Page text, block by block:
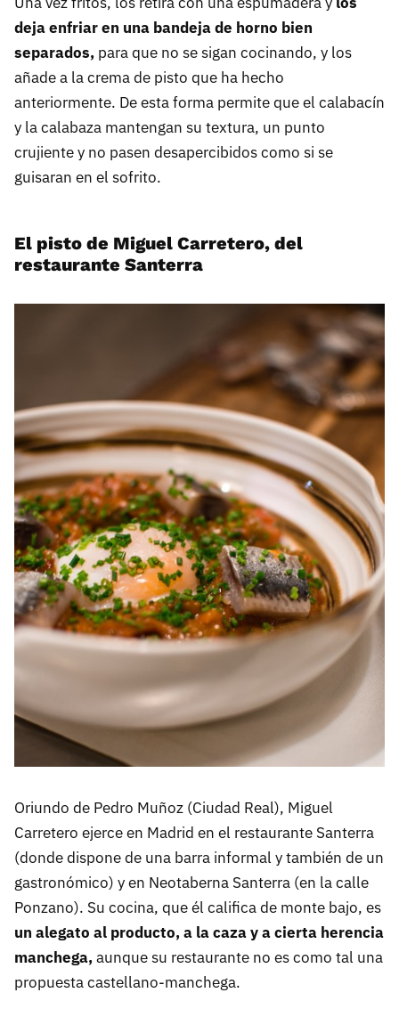
deja enfriar en una bandeja de horno bien
separados, para que no se sigan cocinando, y los
añade a la crema de pisto que ha hecho
anteriormente. De esta forma permite que el calabacín
y la calabaza mantengan su textura, un punto
crujiente y no pasen desapercibidos como si se
guisaran en el sofrito.
El pisto de Miguel Carretero, del
restaurante Santerra
Oriundo de Pedro Muñoz (Ciudad Real), Miguel
Carretero ejerce en Madrid en el restaurante Santerra
(donde dispone de una barra informal y también de un
gastronómico) y en Neotaberna Santerra (en la calle
Ponzano). Su cocina, que él califica de monte bajo, es
un alegato al producto, a la caza y a cierta herencia
manchega,aunque su restaurante no es como tal una
propuesta castellano-manchega.